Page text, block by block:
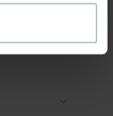
zwei